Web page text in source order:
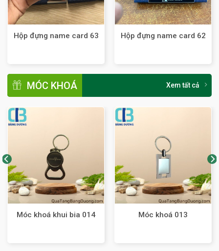
Hộp đựng name card 63 Hộp đựng name card 62
MÓC KHOÁ Xem tất cả
Móc khoá khui bia 014 Móc khoá 013